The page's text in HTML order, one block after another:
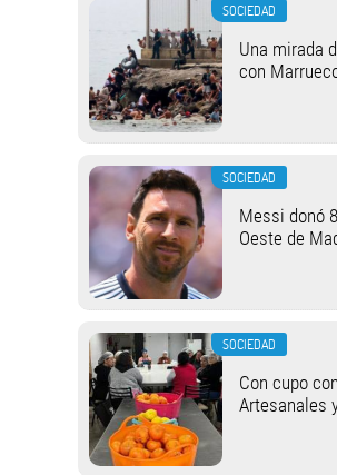
SOCIEDAD
Una mirada
con
SOCIEDAD
Messi donó
Oeste de
SOCIEDAD
Con cupo
Artesanales